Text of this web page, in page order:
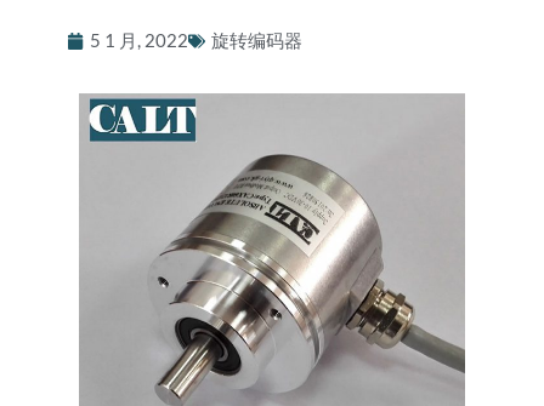
5 1 月, 2022 旋转编码器